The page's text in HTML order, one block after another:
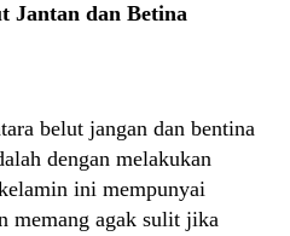
Jantan dan Betina
belut jangan dan bentina
dengan melakukan
ini mempunyai
memang agak sulit jika